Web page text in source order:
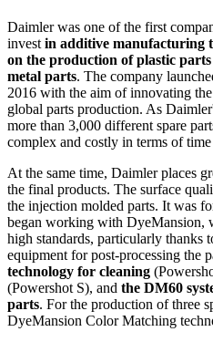
Daimler was one of the first
invest in additive manufacturing
on the production of plastic
metal parts. The company
2016 with the aim of innovating
global parts production. As
more than 3,000 different spare
complex and costly in terms of
At the same time, Daimler places
the final products. The surface
the injection molded parts. It was
began working with DyeMansion,
high standards, particularly thanks
equipment for post-processing the
technology for cleaning
(Powershot S), and the DM60
parts. For the production of three
DyeMansion Color Matching